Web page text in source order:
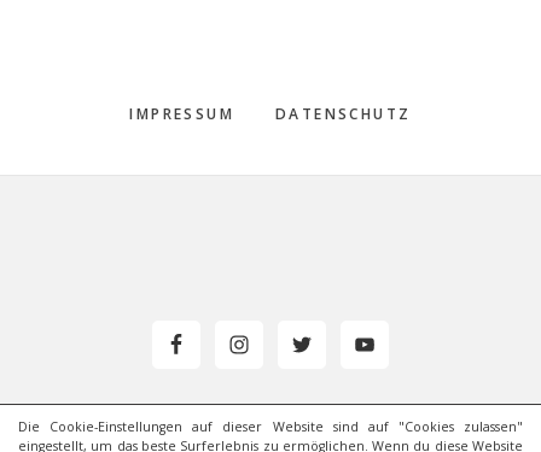
Die Cookie-Einstellungen auf dieser Website sind auf "Cookies zulassen"
eingestellt, um das beste Surferlebnis zu ermöglichen. Wenn du diese Website
IMPRESSUM DATENSCHUTZ